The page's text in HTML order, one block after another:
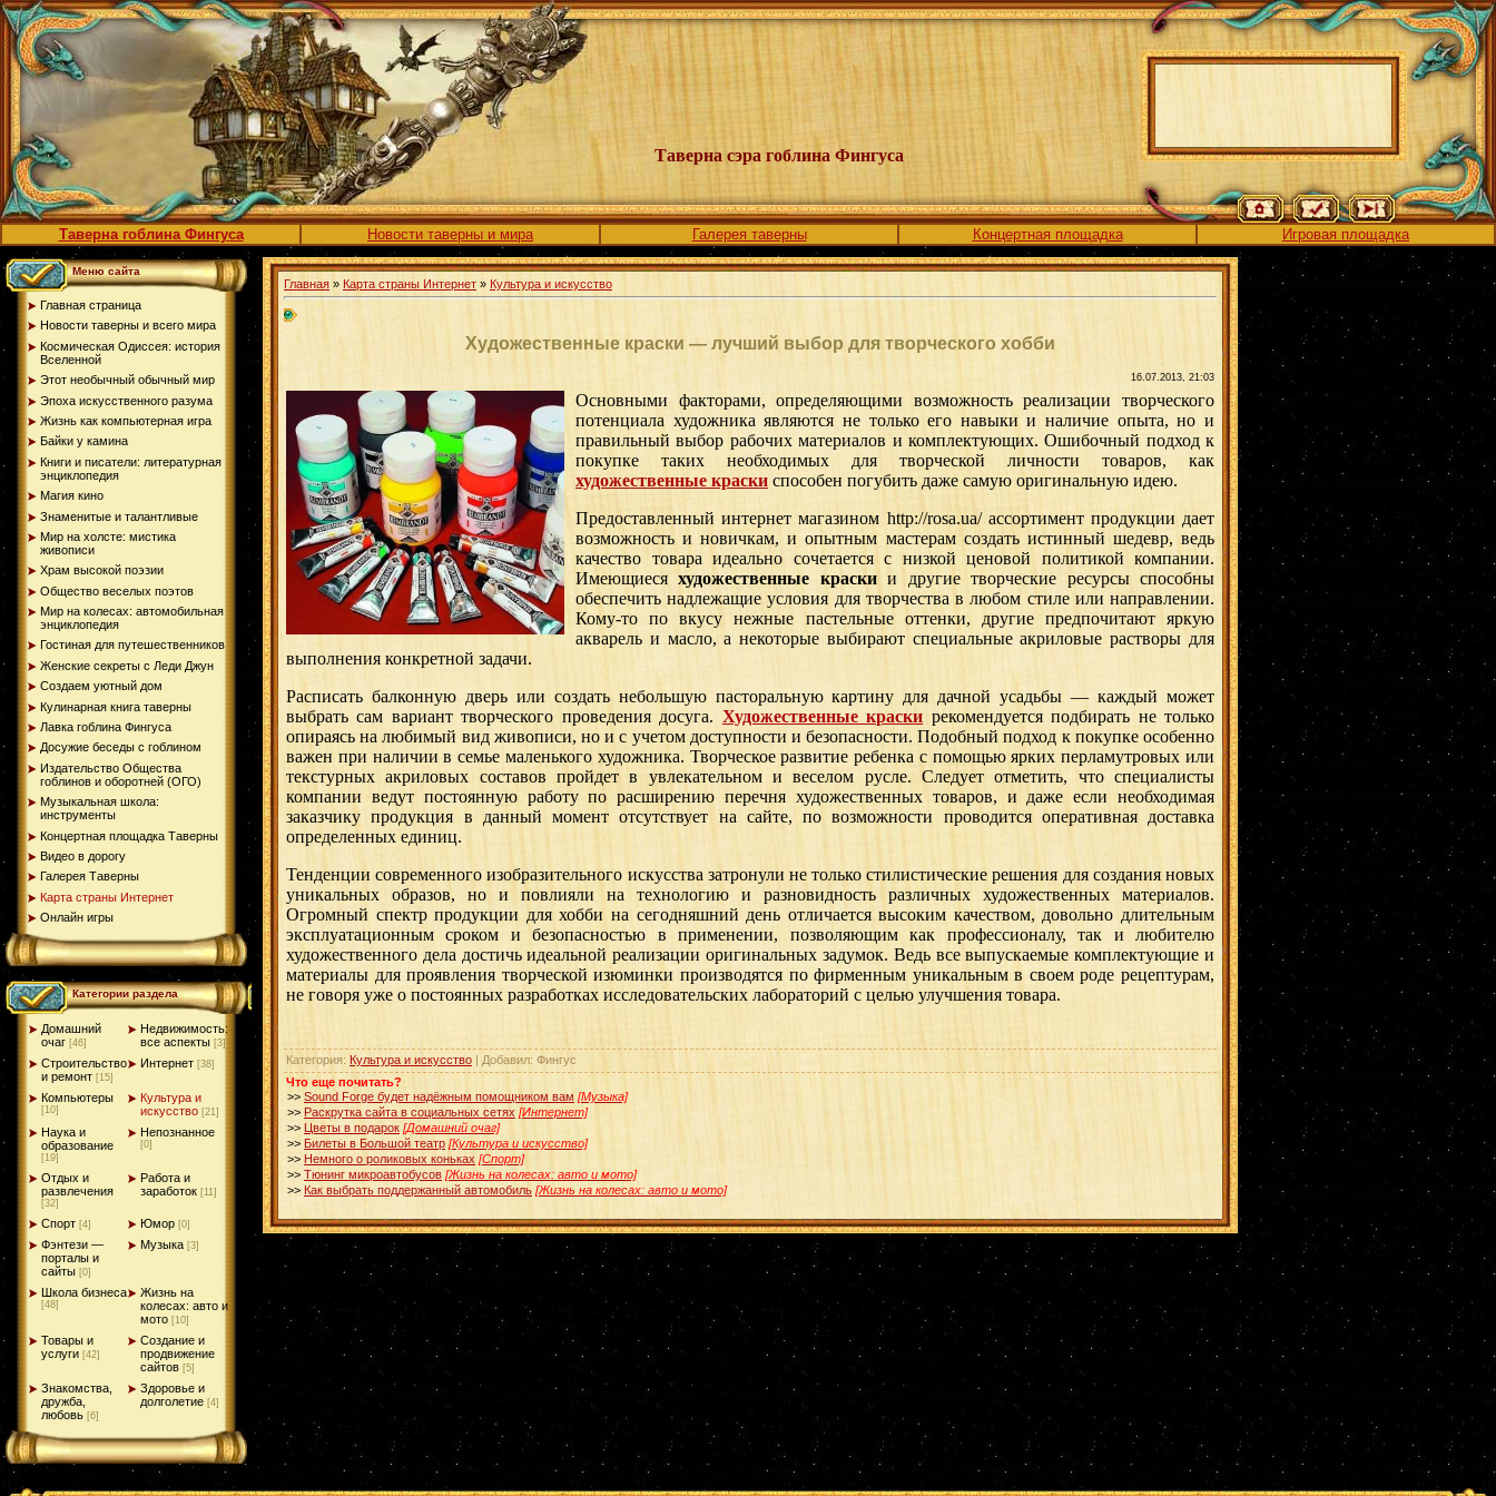
Таверна сэра гоблина Фингуса
Таверна гоблина Фингуса Новости таверны и мира Галерея таверны Концертная площадка Игровая площадка
Меню сайта
Главная страница
Новости таверны и всего мира
Космическая Одиссея: история
Вселенной
Этот необычный обычный мир
Эпоха искусственного разума
Жизнь как компьютерная игра
Байки у камина
Книги и писатели: литературная
энциклопедия
Магия кино
Знаменитые и талантливые
Мир на холсте: мистика
живописи
Храм высокой поэзии
Общество веселых поэтов
Мир на колесах: автомобильная
энциклопедия
Гостиная для путешественников
Женские секреты с Леди Джун
Создаем уютный дом
Кулинарная книга таверны
Лавка гоблина Фингуса
Досужие беседы с гоблином
Издательство Общества
гоблинов и оборотней (ОГО)
Музыкальная школа:
инструменты
Концертная площадка Таверны
Видео в дорогу
Галерея Таверны
Карта страны Интернет
Онлайн игры
Категории раздела
Домашний
очаг [46]
Недвижимость:
все аспекты [3]
Строительство
и ремонт [15]
Интернет [38]
Компьютеры
[10]
Культура и
искусство [21]
Наука и
образование
[19]
Непознанное
[0]
Отдых и
развлечения
[32]
Работа и
заработок [11]
Спорт [4] Юмор [0]
Фэнтези —
порталы и
сайты [0]
Музыка [3]
Школа бизнеса
[48]
Жизнь на
колесах: авто и
мото [10]
Товары и
услуги [42]
Создание и
продвижение
сайтов [5]
Знакомства,
дружба,
любовь [6]
Здоровье и
долголетие [4]
Главная » Карта страны Интернет » Культура и искусство
Художественные краски — лучший выбор для творческого хобби
16.07.2013, 21:03
Основными факторами, определяющими возможность реализации творческого
потенциала художника являются не только его навыки и наличие опыта, но и
правильный выбор рабочих материалов и комплектующих. Ошибочный подход к
покупке таких необходимых для творческой личности товаров, как
художественные краски способен погубить даже самую оригинальную идею.
Предоставленный интернет магазином http://rosa.ua/ ассортимент продукции дает
возможность и новичкам, и опытным мастерам создать истинный шедевр, ведь
качество товара идеально сочетается с низкой ценовой политикой компании.
Имеющиесяхудожественные краскии другие творческие ресурсы способны
обеспечить надлежащие условия для творчества в любом стиле или направлении.
Кому-то по вкусу нежные пастельные оттенки, другие предпочитают яркую
акварель и масло, а некоторые выбирают специальные акриловые растворы для
выполнения конкретной задачи.
Расписать балконную дверь или создать небольшую пасторальную картину для дачной усадьбы — каждый может
выбрать сам вариант творческого проведения досуга. Художественные краски рекомендуется подбирать не только
опираясь на любимый вид живописи, но и с учетом доступности и безопасности. Подобный подход к покупке особенно
важен при наличии в семье маленького художника. Творческое развитие ребенка с помощью ярких перламутровых или
текстурных акриловых составов пройдет в увлекательном и веселом русле. Следует отметить, что специалисты
компании ведут постоянную работу по расширению перечня художественных товаров, и даже если необходимая
заказчику продукция в данный момент отсутствует на сайте, по возможности проводится оперативная доставка
определенных единиц.
Тенденции современного изобразительного искусства затронули не только стилистические решения для создания новых
уникальных образов, но и повлияли на технологию и разновидность различных художественных материалов.
Огромный спектр продукции для хобби на сегодняшний день отличается высоким качеством, довольно длительным
эксплуатационным сроком и безопасностью в применении, позволяющим как профессионалу, так и любителю
художественного дела достичь идеальной реализации оригинальных задумок. Ведь все выпускаемые комплектующие и
материалы для проявления творческой изюминки производятся по фирменным уникальным в своем роде рецептурам,
не говоря уже о постоянных разработках исследовательских лабораторий с целью улучшения товара.
Категория: Культура и искусство | Добавил: Фингус
Что еще почитать?
>> Sound Forge будет надёжным помощником вам [Музыка]
>> Раскрутка сайта в социальных сетях [Интернет]
>> Цветы в подарок [Домашний очаг]
>> Билеты в Большой театр [Культура и искусство]
>> Немного о роликовых коньках [Спорт]
>> Тюнинг микроавтобусов [Жизнь на колесах: авто и мото]
>> Как выбрать поддержанный автомобиль [Жизнь на колесах: авто и мото]